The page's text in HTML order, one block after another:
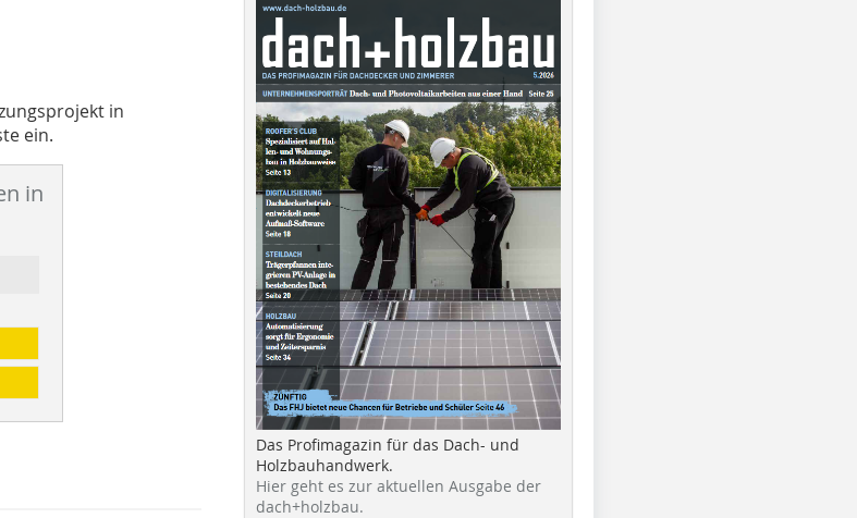
in
ein.
in
Das Profimagazin für das Dach- und
Holzbauhandwerk.
Hier geht es zur aktuellen Ausgabe der
dach+holzbau.